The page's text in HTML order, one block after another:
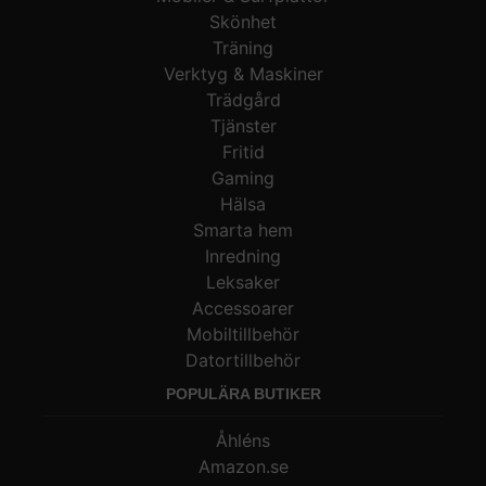
Skönhet
Träning
Verktyg & Maskiner
Trädgård
Tjänster
Fritid
Gaming
Hälsa
Smarta hem
Inredning
Leksaker
Accessoarer
Mobiltillbehör
Datortillbehör
POPULÄRA BUTIKER
Åhléns
Amazon.se